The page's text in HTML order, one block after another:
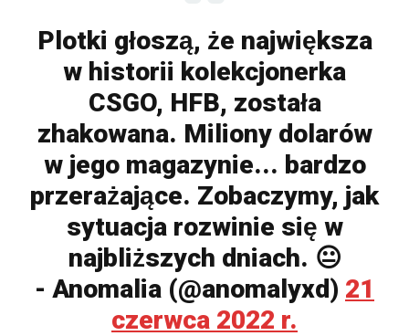
Plotki głoszą, że największa
w historii kolekcjonerka
CSGO, HFB, została
zhakowana. Miliony dolarów
w jego magazynie... bardzo
przerażające. Zobaczymy, jak
sytuacja rozwinie się w
najbliższych dniach. 😐
- Anomalia (@anomalyxd) 21
czerwca 2022 r.